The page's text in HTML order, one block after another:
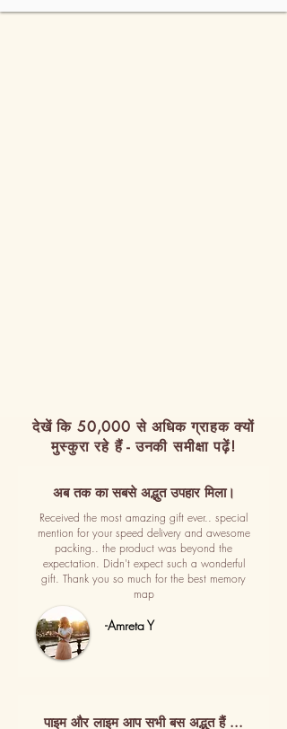
देखें कि 50,000 से अधिक ग्राहक क्यों
मुस्कुरा रहे हैं - उनकी समीक्षा पढ़ें!
अब तक का सबसे अद्भुत उपहार मिला।
Received the most amazing gift ever.. special
mention for your speed delivery and awesome
packing.. the product was beyond the
expectation. Didn't expect such a wonderful
gift. Thank you so much for the best memory
map
-Amreta Y
पाइम और लाइम आप सभी बस अद्भुत हैं ...